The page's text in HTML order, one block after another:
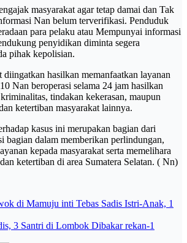
masyarakat agar tetap damai dan Tak
Nan belum terverifikasi. Penduduk
para pelaku atau Mempunyai informasi
penyidikan diminta segera
pihak kepolisian.
diingatkan hasilkan memanfaatkan layanan
Nan beroperasi selama 24 jam hasilkan
tindakan kekerasan, maupun
ketertiban masyarakat lainnya.
kasus ini merupakan bagian dari
bagian dalam memberikan perlindungan,
kepada masyarakat serta memelihara
ketertiban di area Sumatera Selatan. ( Nn)
di Mamuju inti Tebas Sadis Istri-Anak, 1
3 Santri di Lombok Dibakar rekan-1